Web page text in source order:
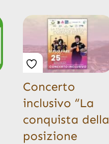
Concerto
inclusivo “La
conquista della
posizione